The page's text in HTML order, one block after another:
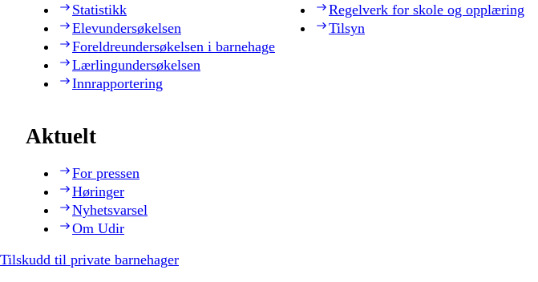
Statistikk
Elevundersøkelsen
Foreldreundersøkelsen i barnehage
Lærlingundersøkelsen
Innrapportering
Regelverk for skole og opplæring
Tilsyn
Aktuelt
For pressen
Høringer
Nyhetsvarsel
Om Udir
Tilskudd til private barnehager